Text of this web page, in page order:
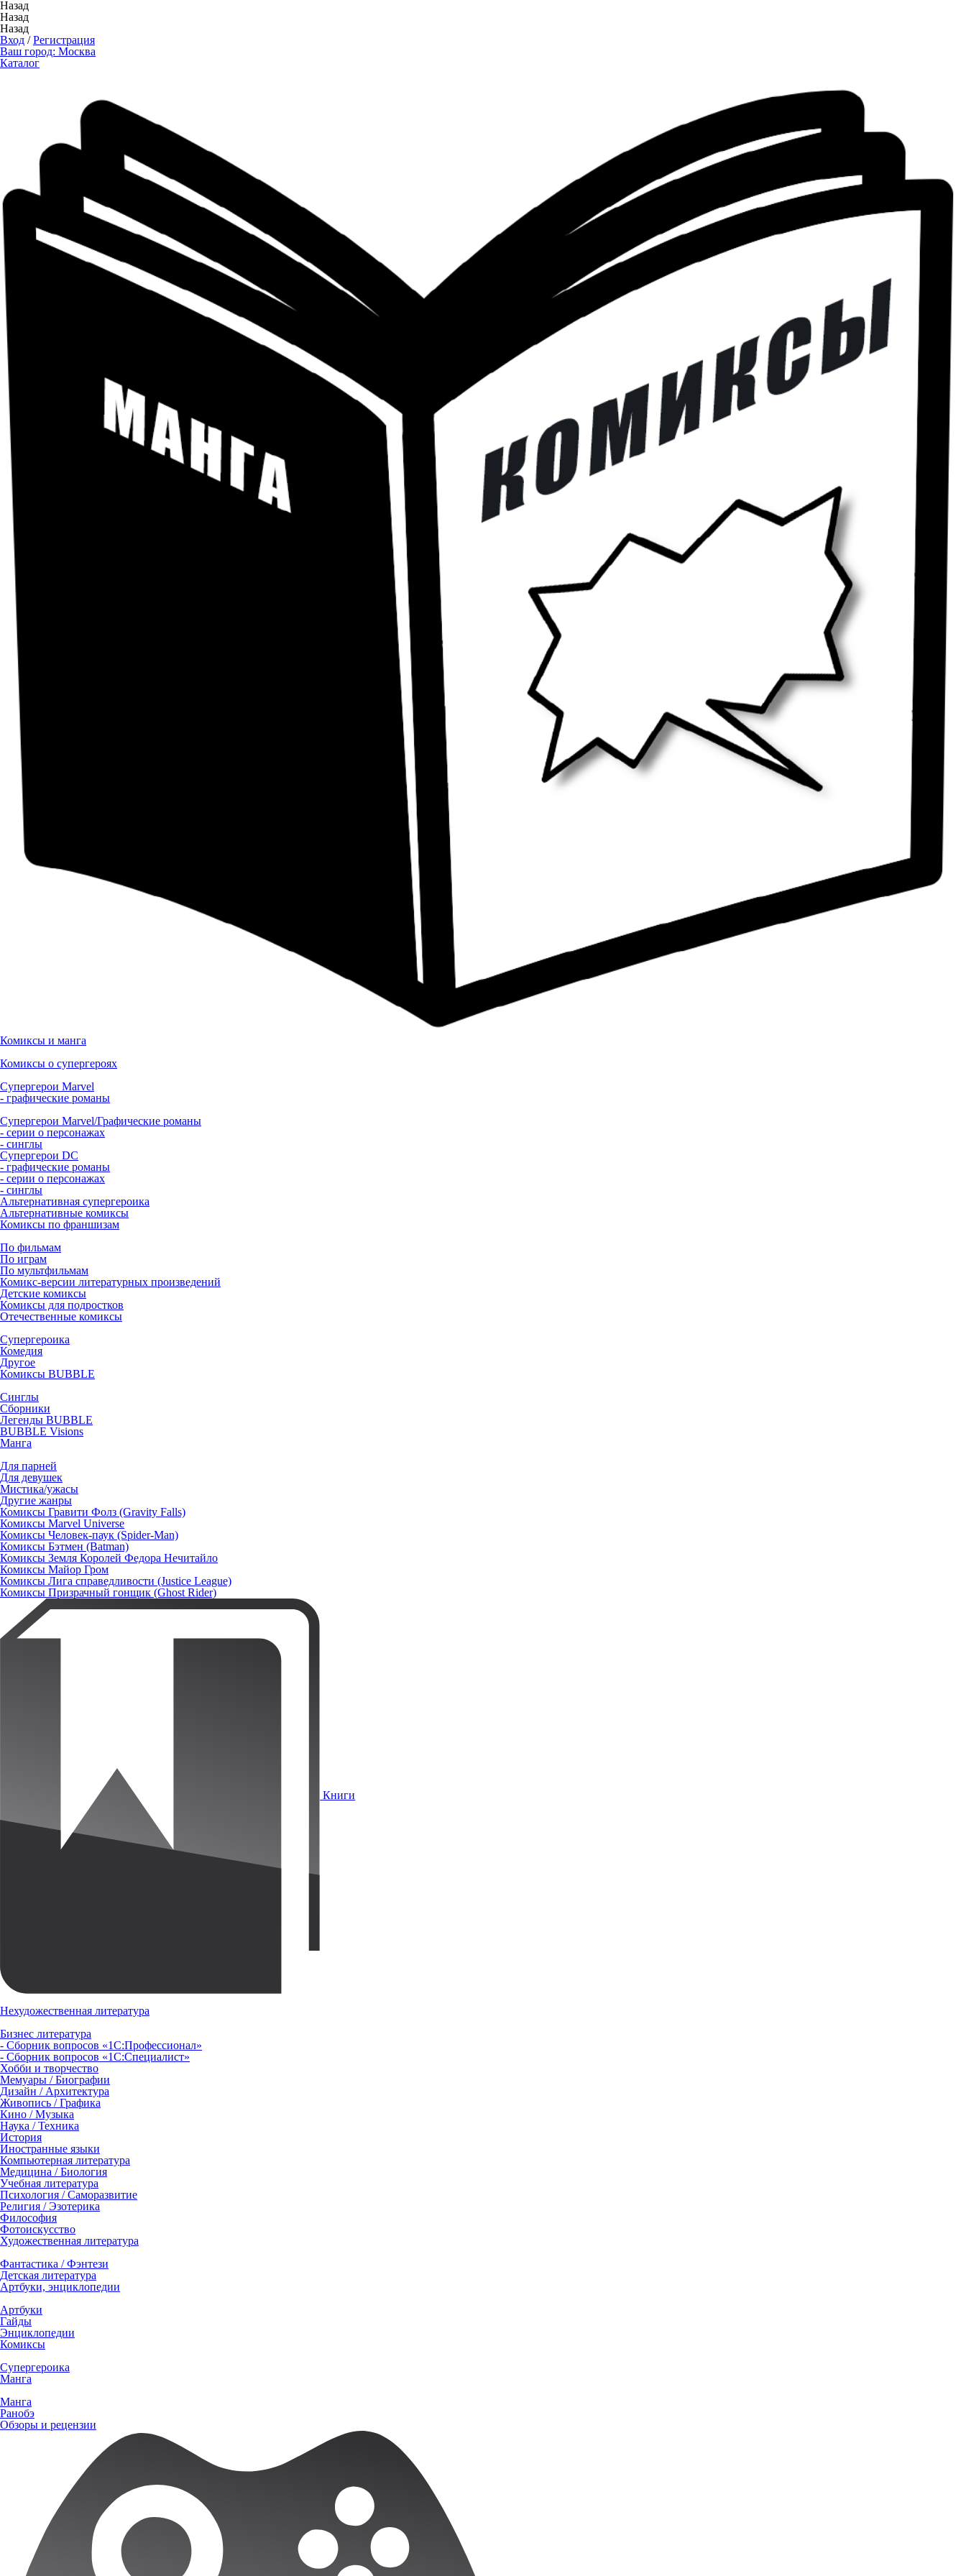
Назад
Назад
Назад
Вход /Регистрация
Ваш город: Москва
Каталог
Комиксы и манга
Комиксы о супергероях
Супергерои Marvel
- графические романы
Супергерои Marvel/Графические романы
- серии о персонажах
- синглы
Супергерои DC
- графические романы
- серии о персонажах
- синглы
Альтернативная супергероика
Альтернативные комиксы
Комиксы по франшизам
По фильмам
По играм
По мультфильмам
Комикс-версии литературных произведений
Детские комиксы
Комиксы для подростков
Отечественные комиксы
Супергероика
Комедия
Другое
Комиксы BUBBLE
Синглы
Сборники
Легенды BUBBLE
BUBBLE Visions
Манга
Для парней
Для девушек
Мистика/ужасы
Другие жанры
Комиксы Гравити Фолз (Gravity Falls)
Комиксы Marvel Universe
Комиксы Человек-паук (Spider-Man)
Комиксы Бэтмен (Batman)
Комиксы Земля Королей Федора Нечитайло
Комиксы Майор Гром
Комиксы Лига справедливости (Justice League)
Комиксы Призрачный гонщик (Ghost Rider)
Книги
Нехудожественная литература
Бизнес литература
- Сборник вопросов «1С:Профессионал»
- Сборник вопросов «1С:Специалист»
Хобби и творчество
Мемуары / Биографии
Дизайн / Архитектура
Живопись / Графика
Кино / Музыка
Наука / Техника
История
Иностранные языки
Компьютерная литература
Медицина / Биология
Учебная литература
Психология / Саморазвитие
Религия / Эзотерика
Философия
Фотоискусство
Художественная литература
Фантастика / Фэнтези
Детская литература
Артбуки, энциклопедии
Артбуки
Гайды
Энциклопедии
Комиксы
Супергероика
Манга
Манга
Ранобэ
Обзоры и рецензии